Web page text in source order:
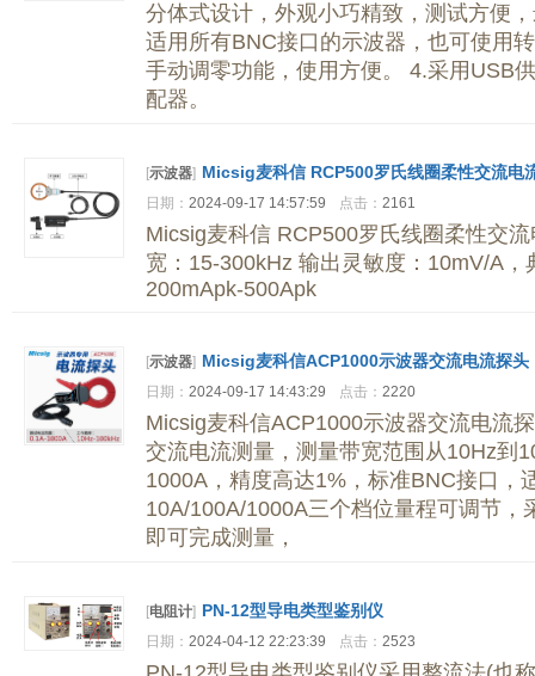
分体式设计，外观小巧精致，测试方便
适用所有BNC接口的示波器，也可使用
手动调零功能，使用方便。 4.采用USB
配器。
[示波器] Micsig麦科信 RCP500罗氏线圈柔性交流电
日期： 2024-09-17 14:57:59 点击： 2161
Micsig麦科信 RCP500罗氏线圈柔性交
宽：15-300kHz 输出灵敏度：10mV/A
200mApk-500Apk
[示波器] Micsig麦科信ACP1000示波器交流电流探头
日期： 2024-09-17 14:43:29 点击： 2220
Micsig麦科信ACP1000示波器交流电流
交流电流测量，测量带宽范围从10Hz到
1000A，精度高达1%，标准BNC接口，
10A/100A/1000A三个档位量程可调节
即可完成测量，
[电阻计] PN-12型导电类型鉴别仪
日期： 2024-04-12 22:23:39 点击： 2523